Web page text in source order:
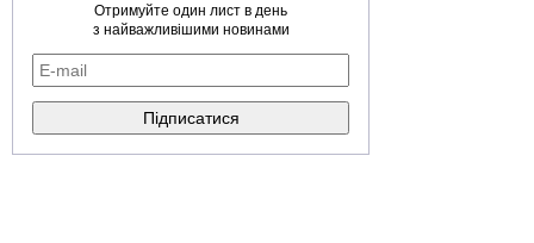
Отримуйте один лист в день
з найважливішими новинами